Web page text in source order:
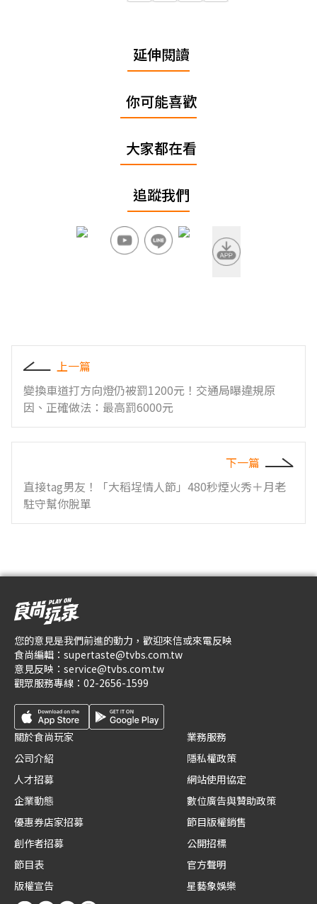
延伸閱讀
你可能喜歡
大家都在看
追蹤我們
上一篇
變換車道打方向燈仍被罰1200元！交通局曝違規原
因、正確做法：最高罰6000元
下一篇
直接tag男友！「大稻埕情人節」480秒煙火秀＋月老
駐守幫你脫單
您的意見是我們前進的動力，歡迎來信或來電反映
食尚編輯： supertaste@tvbs.com.tw
意見反映： service@tvbs.com.tw
觀眾服務專線： 02-2656-1599
關於食尚玩家
公司介紹
人才招募
企業動態
優惠券店家招募
創作者招募
節目表
版權宣告
業務服務
隱私權政策
網站使用協定
數位廣告與贊助政策
節目版權銷售
公開招標
官方聲明
星藝象娛樂